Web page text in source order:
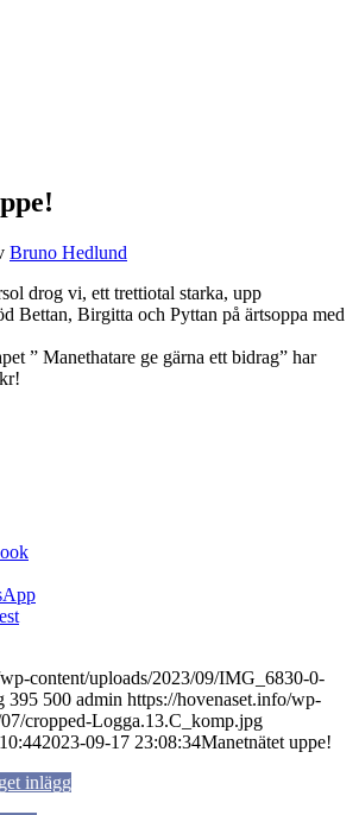
Bruno Hedlund
drog vi, ett trettiotal starka, upp
Bettan, Birgitta och Pyttan på ärtsoppa med
” Manethatare ge gärna ett bidrag” har
content/uploads/2023/09/IMG_6830-0-
395 500 admin https://hovenaset.info/wp-
cropped-Logga.13.C_komp.jpg
2023-09-17 23:08:34Manetnätet uppe!
inlägg